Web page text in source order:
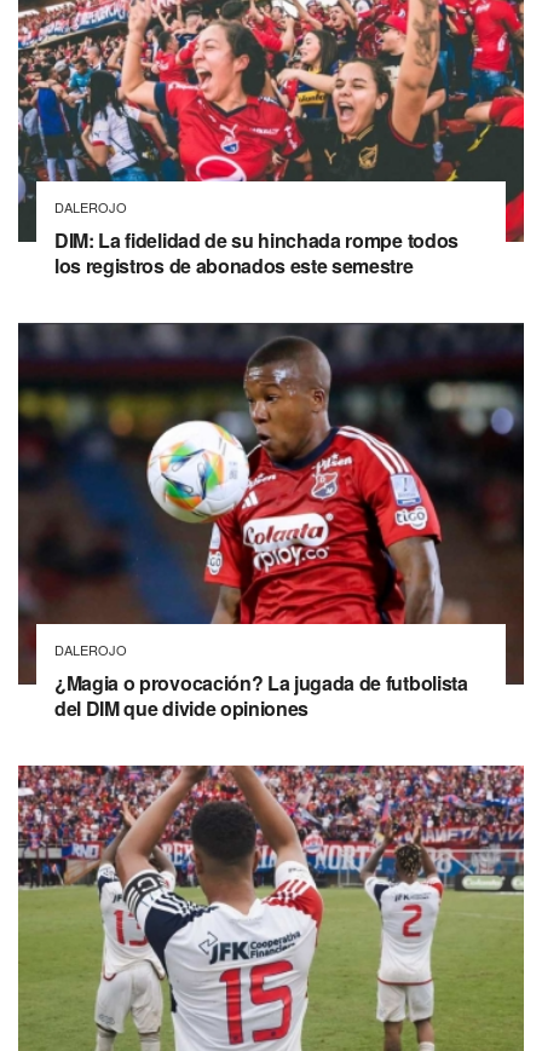
DALEROJO
DIM: La fidelidad de su hinchada rompe todos
los registros de abonados este semestre
DALEROJO
¿Magia o provocación? La jugada de futbolista
del DIM que divide opiniones